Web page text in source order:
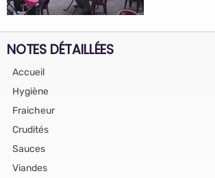
NOTES DÉTAILLÉES
Accueil
Hygiène
Fraicheur
Crudités
Sauces
Viandes